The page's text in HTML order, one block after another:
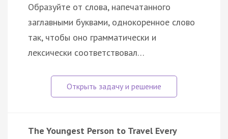
Образуйте от слова, напечатанного
заглавными буквами, однокоренное слово
так, чтобы оно грамматически и
лексически соответствовал…
The Youngest Person to Travel Every